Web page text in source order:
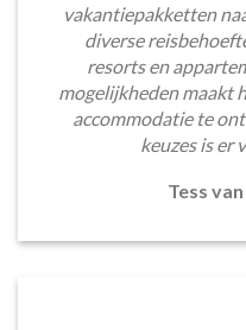
vakantiepakketten
diverse
resorts en
mogelijkheden maakt
accommodatie te
keuzes is er
Tess